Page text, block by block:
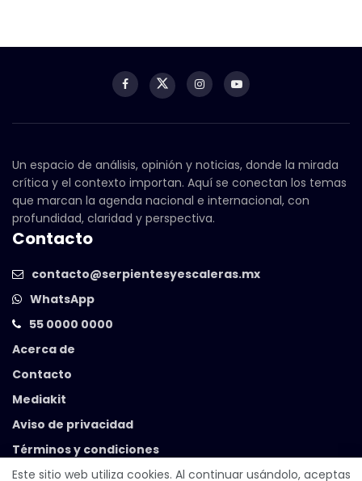
Un espacio de análisis, opinión y noticias, donde la mirada
crítica y el contexto importan. Aquí se conectan los temas
que marcan la agenda nacional e internacional, con
profundidad, claridad y perspectiva.
Contacto
contacto@serpientesyescaleras.mx
WhatsApp
55 0000 0000
Acerca de
Contacto
Mediakit
Aviso de privacidad
Términos y condiciones
Este sitio web utiliza cookies. Al continuar usándolo, aceptas